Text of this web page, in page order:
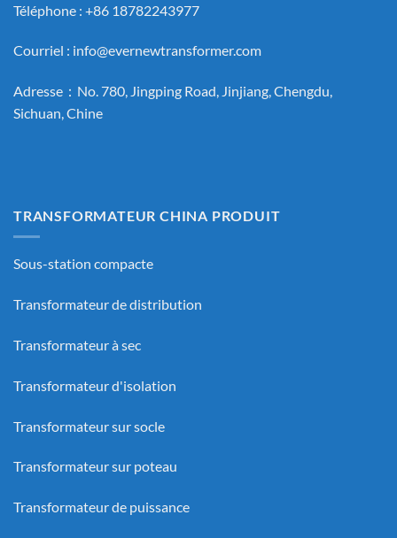
Téléphone : +86 18782243977
Courriel : info@evernewtransformer.com
Adresse：No. 780, Jingping Road, Jinjiang, Chengdu,
Sichuan, Chine
TRANSFORMATEUR CHINA PRODUIT
Sous-station compacte
Transformateur de distribution
Transformateur à sec
Transformateur d'isolation
Transformateur sur socle
Transformateur sur poteau
Transformateur de puissance